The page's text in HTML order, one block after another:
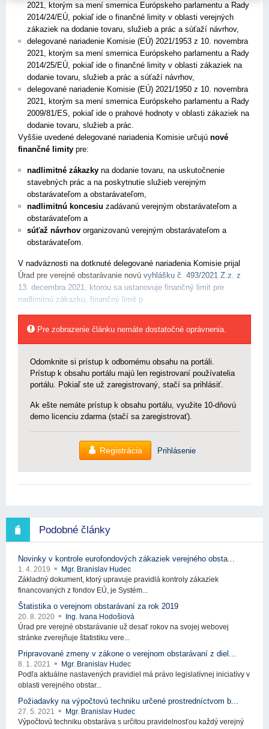
2021, ktorým sa mení smernica Európskeho parlamentu a Rady
2014/24/EÚ, pokiaľ ide o finančné limity v oblasti verejných
zákaziek na dodanie tovaru, služieb a prác a súťaží návrhov,
delegované nariadenie Komisie (EÚ) 2021/1953 z 10. novembra
2021, ktorým sa mení smernica Európskeho parlamentu a Rady
2014/25/EÚ, pokiaľ ide o finančné limity v oblasti zákaziek na
dodanie tovaru, služieb a prác a súťaží návrhov,
delegované nariadenie Komisie (EÚ) 2021/1950 z 10. novembra
2021, ktorým sa mení smernica Európskeho parlamentu a Rady
2009/81/ES, pokiaľ ide o prahové hodnoty v oblasti zákaziek na
dodanie tovaru, služieb a prác.
Vyššie uvedené delegované nariadenia Komisie určujú nové
finančné limity pre:
nadlimitné zákazky na dodanie tovaru, na uskutočnenie
stavebných prác a na poskytnutie služieb verejným
obstarávateľom a obstarávateľom,
nadlimitnú koncesiu zadávanú verejným obstarávateľom a
obstarávateľom a
súťaž návrhov organizovanú verejným obstarávateľom a
obstarávateľom.
V nadväznosti na dotknuté delegované nariadenia Komisie prijal
Úrad pre verejné obstarávanie novú vyhlášku č. 493/2021 Z.z. z
13. decembra 2021, ktorou sa ustanovuje finančný limit pre
nadlimitnú zákazku, finančný limit p
Pre zobrazenie článku nemáte dostatočné oprávnenia.
Odomknite si prístup k odbornému obsahu na portáli.
Prístup k obsahu portálu majú len registrovaní používatelia
portálu. Pokiaľ ste už zaregistrovaný, stačí sa prihlásiť.
Ak ešte nemáte prístup k obsahu portálu, využite 10-dňovú
demo licenciu zdarma (stačí sa zaregistrovať).
Registrácia Prihlásenie
Podobné články
Novinky v kontrole eurofondových zákaziek verejného obsta...
1. 4. 2019
Mgr. Branislav Hudec
Základný dokument, ktorý upravuje pravidlá kontroly zákaziek
financovaných z fondov EÚ, je Systém...
Štatistika o verejnom obstarávaní za rok 2019
20. 8. 2020
Ing. Ivana Hodošiová
Úrad pre verejné obstarávanie už desať rokov na svojej webovej
stránke zverejňuje štatistiku vere...
Pripravované zmeny v zákone o verejnom obstarávaní z diel...
8. 1. 2021
Mgr. Branislav Hudec
Podľa aktuálne nastavených pravidiel má právo legislatívnej iniciatívy v
oblasti verejného obstar...
Požiadavky na výpočtovú techniku určené prostredníctvom b...
27. 5. 2021
Mgr. Branislav Hudec
Výpočtovú techniku obstaráva s určitou pravidelnosťou každý verejný